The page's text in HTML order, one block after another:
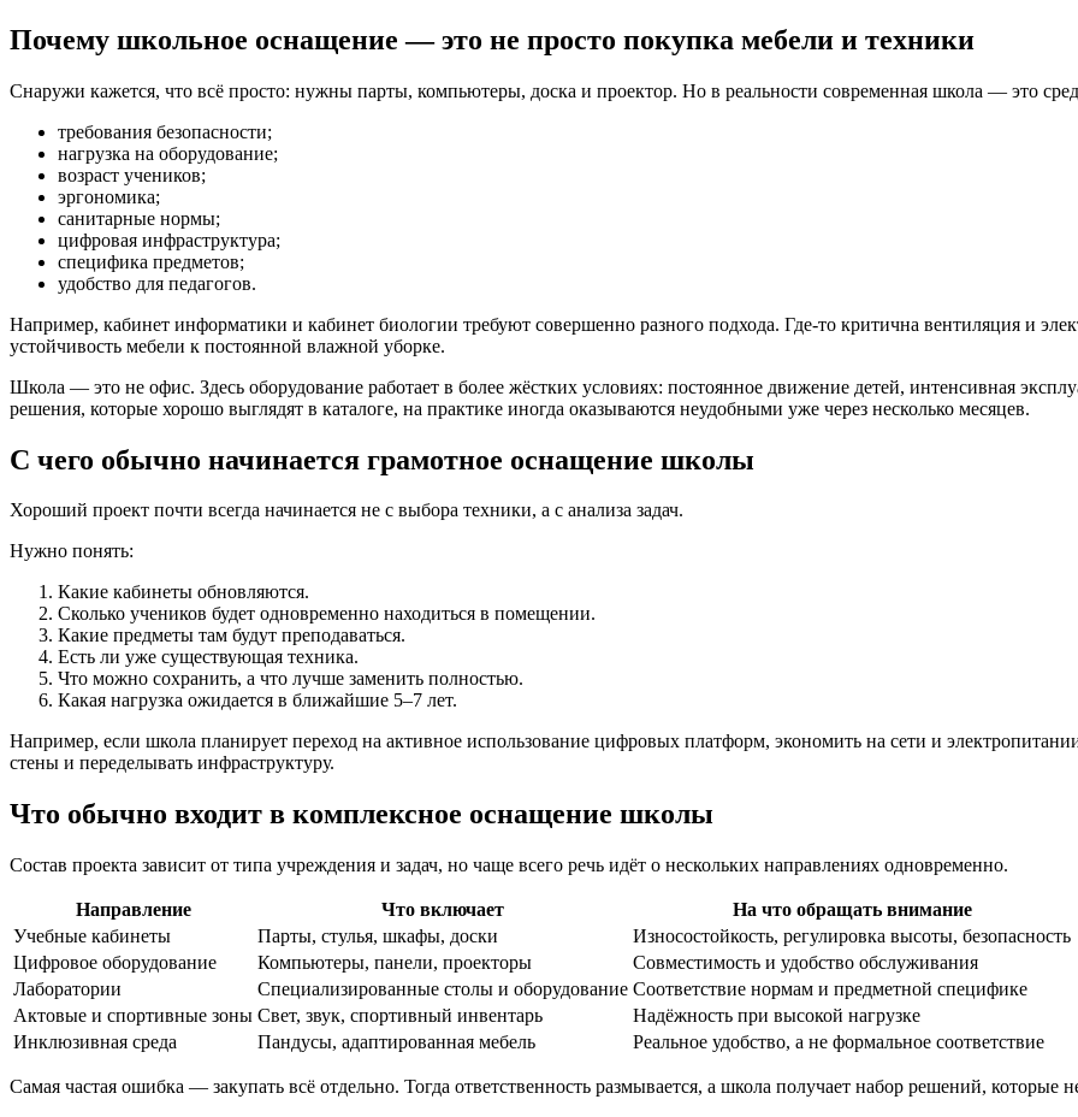
Почему школьное оснащение — это не просто покупка мебели и техники
Снаружи кажется, что всё просто: нужны парты, компьютеры, доска и проектор. Но в реальности современная школа — это
требования безопасности;
нагрузка на оборудование;
возраст учеников;
эргономика;
санитарные нормы;
цифровая инфраструктура;
специфика предметов;
удобство для педагогов.
Например, кабинет информатики и кабинет биологии требуют совершенно разного подхода. Где-то критична вентиляция и
устойчивость мебели к постоянной влажной уборке.
Школа — это не офис. Здесь оборудование работает в более жёстких условиях: постоянное движение детей, интенсивная
решения, которые хорошо выглядят в каталоге, на практике иногда оказываются неудобными уже через несколько месяцев.
С чего обычно начинается грамотное оснащение школы
Хороший проект почти всегда начинается не с выбора техники, а с анализа задач.
Нужно понять:
Какие кабинеты обновляются.
Сколько учеников будет одновременно находиться в помещении.
Какие предметы там будут преподаваться.
Есть ли уже существующая техника.
Что можно сохранить, а что лучше заменить полностью.
Какая нагрузка ожидается в ближайшие 5–7 лет.
Например, если школа планирует переход на активное использование цифровых платформ, экономить на сети и
стены и переделывать инфраструктуру.
Что обычно входит в комплексное оснащение школы
Состав проекта зависит от типа учреждения и задач, но чаще всего речь идёт о нескольких направлениях одновременно.
Направление Что включает
На что обращать внимание
Учебные кабинеты
Парты, стулья, шкафы, доски
Износостойкость, регулировка высоты, безопасность
Цифровое оборудование
Компьютеры, панели, проекторы
Совместимость и удобство обслуживания
Лаборатории
Специализированные столы и оборудование Соответствие нормам и предметной специфике
Актовые и спортивные зоны Свет, звук, спортивный инвентарь
Надёжность при высокой нагрузке
Инклюзивная среда
Пандусы, адаптированная мебель Реальное удобство, а не формальное соответствие
Самая частая ошибка — закупать всё отдельно. Тогда ответственность размывается, а школа получает набор решений, которые